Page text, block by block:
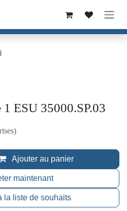
ESU 35000.SP.03
Ajouter au panier
maintenant
la liste de souhaits